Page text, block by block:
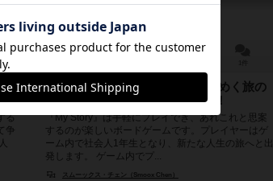
る
争
進もう！駆けよう！ このめくるめく旅の
中で、理想の自分を実現しよう！
『My Story』は手軽にプレイでき、あれこれと思案
するのが楽しいボードゲームです。プレイヤーはゲ
ーム内で社会人1年生となり、新たな人生の旅へと出
発します。 ゲーム内でプ...
スムーックス・チェン（Smoox Chen）